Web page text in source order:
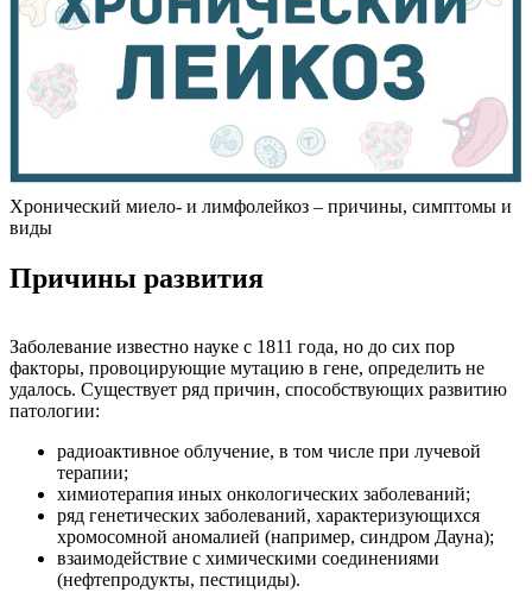
Хронический миело- и лимфолейкоз – причины, симптомы и
виды
Причины развития
Заболевание известно науке с 1811 года, но до сих пор
факторы, провоцирующие мутацию в гене, определить не
удалось. Существует ряд причин, способствующих развитию
патологии:
радиоактивное облучение, в том числе при лучевой
терапии;
химиотерапия иных онкологических заболеваний;
ряд генетических заболеваний, характеризующихся
хромосомной аномалией (например, синдром Дауна);
взаимодействие с химическими соединениями
(нефтепродукты, пестициды).